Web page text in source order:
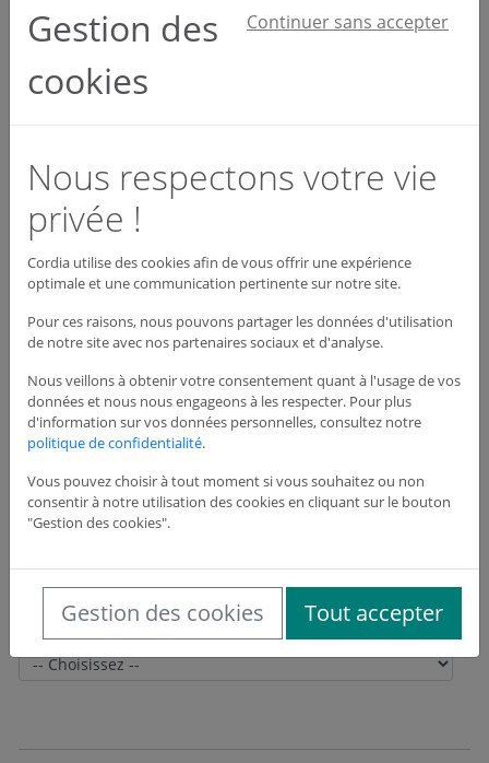
Email et téléphone *
Activité *
Adresse du siège de l'entreprise
Adresse *
Adresse suite
Gestion des
cookies
Continuer sans accepter
Nous respectons votre vie
privée !
Cordia utilise des cookies afin de vous offrir une expérience
optimale et une communication pertinente sur notre site.
Pour ces raisons, nous pouvons partager les données d'utilisation
de notre site avec nos partenaires sociaux et d'analyse.
Nous veillons à obtenir votre consentement quant à l'usage de vos
données et nous nous engageons à les respecter. Pour plus
d'information sur vos données personnelles, consultez notre
politique de confidentialité.
Vous pouvez choisir à tout moment si vous souhaitez ou non
consentir à notre utilisation des cookies en cliquant sur le bouton
"Gestion des cookies".
Gestion des cookies Tout accepter